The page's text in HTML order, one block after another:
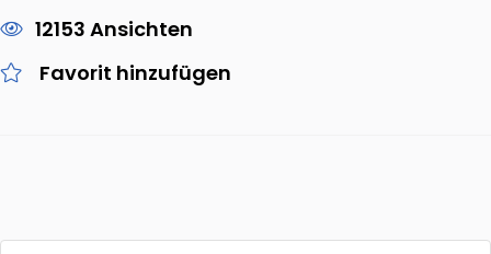
12153 Ansichten
Favorit hinzufügen